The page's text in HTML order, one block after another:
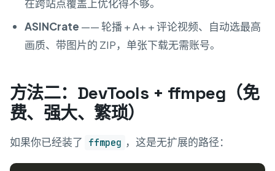
在跨站点覆盖上优化得不够。
ASINCrate —— 轮播 + A+ + 评论视频、自动选最高
画质、带图片的 ZIP，单张下载无需账号。
方法二：DevTools + ffmpeg（免
费、强大、繁琐）
如果你已经装了 ffmpeg ，这是无扩展的路径：